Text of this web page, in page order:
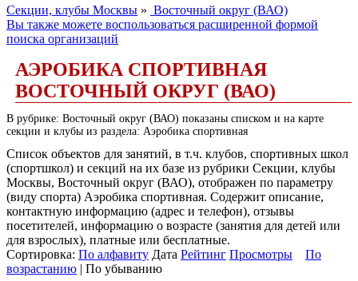
Секции, клубы Москвы » Восточный округ (ВАО)
Вы также можете воспользоваться расширенной формой
поиска организаций
АЭРОБИКА СПОРТИВНАЯ
ВОСТОЧНЫЙ ОКРУГ (ВАО)
В рубрике: Восточный округ (ВАО) показаны списком и на карте
секции и клубы из раздела: Аэробика спортивная
Список объектов для занятий, в т.ч. клубов, спортивных школ
(спортшкол) и секций на их базе из рубрики Секции, клубы
Москвы, Восточный округ (ВАО), отображен по параметру
(виду спорта) Аэробика спортивная. Содержит описание,
контактную информацию (адрес и телефон), отзывы
посетителей, информацию о возрасте (занятия для детей или
для взрослых), платные или бесплатные.
Сортировка: По алфавиту Дата Рейтинг Просмотры
По
возрастанию | По убыванию